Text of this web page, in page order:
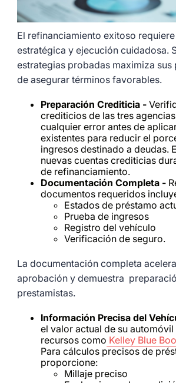
El refinanciamiento exitoso
estratégica y ejecución cuidadosa.
estrategias probadas maximiza
de asegurar términos favorables.
Preparación Crediticia -
crediticios de las tres
cualquier error antes de
existentes para reducir el
ingresos destinado a deudas.
nuevas cuentas crediticias
de refinanciamiento.
Documentación Completa -
documentos requeridos
Estados de préstamo
Prueba de ingresos
Registro del vehículo
Verificación de seguro.
La documentación completa
aprobación y demuestra
prestamistas.
Información Precisa del
el valor actual de su automóvil
recursos como Kelley Blue
Para cálculos precisos de
proporcione:
Millaje preciso